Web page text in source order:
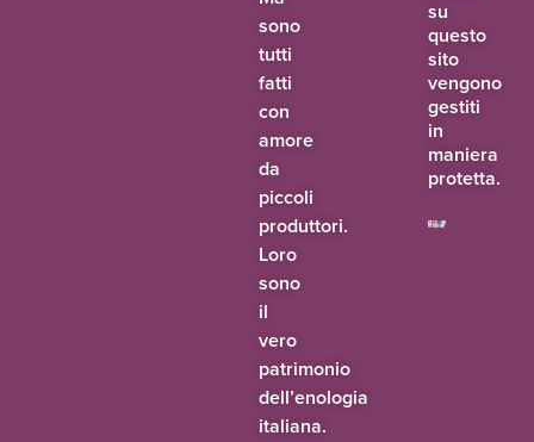
sono
tutti
fatti
con
amore
da
piccoli
produttori.
Loro
sono
il
vero
patrimonio
dell’enologia
italiana.
su
questo
sito
vengono
gestiti
in
maniera
protetta.